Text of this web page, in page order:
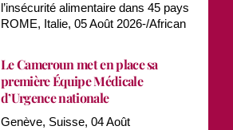
l’insécurité alimentaire dans 45 pays
ROME, Italie, 05 Août 2026-/African
Le Cameroun met en place sa
première Équipe Médicale
d’Urgence nationale
Genève, Suisse, 04 Août